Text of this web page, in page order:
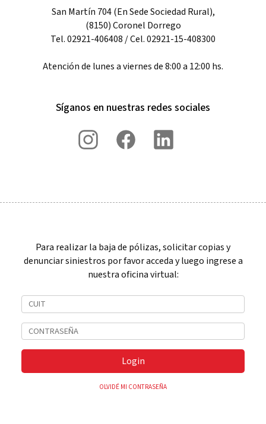
San Martín 704 (En Sede Sociedad Rural),
(8150) Coronel Dorrego
Tel. 02921-406408 / Cel. 02921-15-408300
Atención de lunes a viernes de 8:00 a 12:00 hs.
Síganos en nuestras redes sociales
Para realizar la baja de pólizas, solicitar copias y
denunciar siniestros por favor acceda y luego ingrese a
nuestra oficina virtual:
Login
OLVIDÉ MI CONTRASEÑA